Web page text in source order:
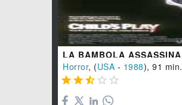
LA BAMBOLA ASSASSINA
Horror, (USA - 1988), 91 min.
    